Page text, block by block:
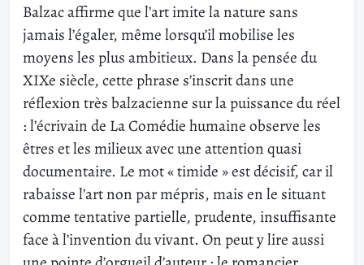
Balzac affirme que l’art imite la nature sans
jamais l’égaler, même lorsqu’il mobilise les
moyens les plus ambitieux. Dans la pensée du
XIXe siècle, cette phrase s’inscrit dans une
réflexion très balzacienne sur la puissance du réel
: l’écrivain de La Comédie humaine observe les
êtres et les milieux avec une attention quasi
documentaire. Le mot « timide » est décisif, car il
rabaisse l’art non par mépris, mais en le situant
comme tentative partielle, prudente, insuffisante
face à l’invention du vivant. On peut y lire aussi